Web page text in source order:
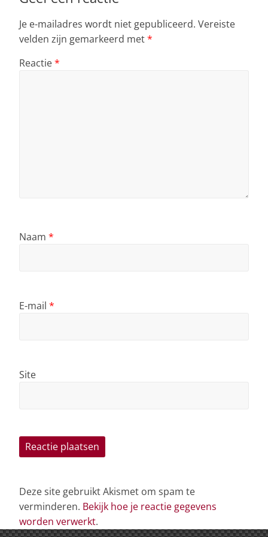
Je e-mailadres wordt niet gepubliceerd. Vereiste
velden zijn gemarkeerd met*
Reactie*
Naam *
E-mail *
Site
Deze site gebruikt Akismet om spam te
verminderen. Bekijk hoe je reactie gegevens
worden verwerkt.